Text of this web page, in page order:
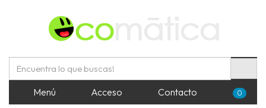
Menú Acceso Contacto 0